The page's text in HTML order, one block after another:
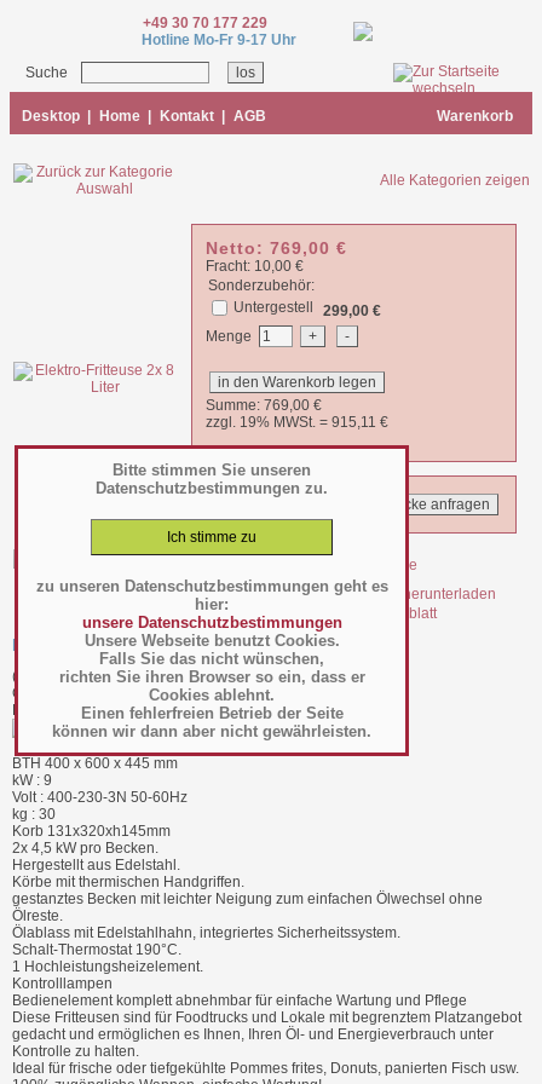
Bitte stimmen Sie unseren
Datenschutzbestimmungen zu.
zu unseren Datenschutzbestimmungen geht es
hier:
unsere Datenschutzbestimmungen
Unsere Webseite benutzt Cookies.
Falls Sie das nicht wünschen,
richten Sie ihren Browser so ein, dass er
Cookies ablehnt.
Einen fehlerfreien Betrieb der Seite
können wir dann aber nicht gewährleisten.
+49 30 70 177 229
Hotline Mo-Fr 9-17 Uhr
Suche
Desktop Home Kontakt AGB Warenkorb
Alle Kategorien zeigen
Netto: 769,00 €
Fracht: 10,00 €
Sonderzubehör:
Untergestell
299,00 €
Menge
Summe: 769,00 €
zzgl. 19% MWSt. = 915,11 €
file_20522.pdf Datenblatt
Fritteuse 2x 8 Liter - FSM-2V5ET/S
(Art.-Nr.:058.04.031 )
GTIN: 5407011594774
Hersteller/Großhändler Diamond
BTH 400 x 600 x 445 mm
kW : 9
Volt : 400-230-3N 50-60Hz
kg : 30
Korb 131x320xh145mm
2x 4,5 kW pro Becken.
Hergestellt aus Edelstahl.
Körbe mit thermischen Handgriffen.
gestanztes Becken mit leichter Neigung zum einfachen Ölwechsel ohne
Ölreste.
Ölablass mit Edelstahlhahn, integriertes Sicherheitssystem.
Schalt-Thermostat 190°C.
1 Hochleistungsheizelement.
Kontrolllampen
Bedienelement komplett abnehmbar für einfache Wartung und Pflege
Diese Fritteusen sind für Foodtrucks und Lokale mit begrenztem Platzangebot
gedacht und ermöglichen es Ihnen, Ihren Öl- und Energieverbrauch unter
Kontrolle zu halten.
Ideal für frische oder tiefgekühlte Pommes frites, Donuts, panierten Fisch usw.